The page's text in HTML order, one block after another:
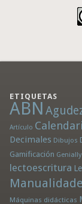
ETIQUETAS
ABN
Artículo
Decimales Dibujos
Gamificación Genially
lectoescritura
Máquinas didácticas